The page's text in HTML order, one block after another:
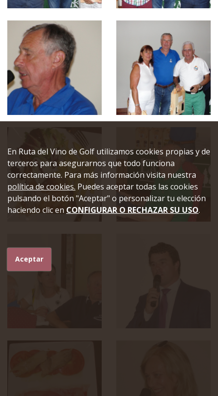
En Ruta del Vino de Golf utilizamos cookies propias y de
terceros para asegurarnos que todo funciona
correctamente. Para más información visita nuestra
política de cookies. Puedes aceptar todas las cookies
pulsando el botón "Aceptar" o personalizar tu elección
haciendo clic en CONFIGURAR O RECHAZAR SU USO.
Aceptar